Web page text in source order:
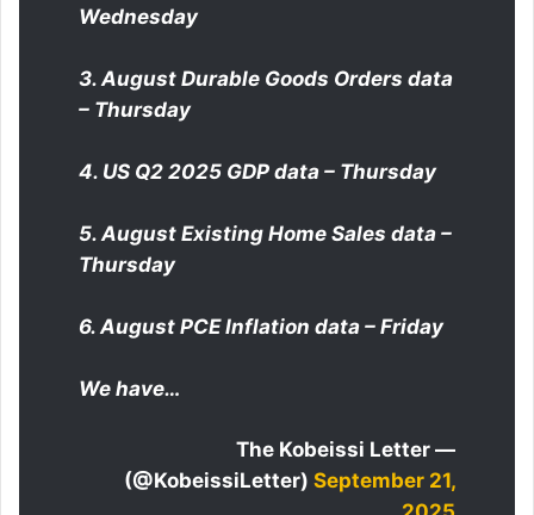
Wednesday
3. August Durable Goods Orders data
– Thursday
4. US Q2 2025 GDP data – Thursday
5. August Existing Home Sales data –
Thursday
6. August PCE Inflation data – Friday
We have…
— The Kobeissi Letter
(@KobeissiLetter) September 21,